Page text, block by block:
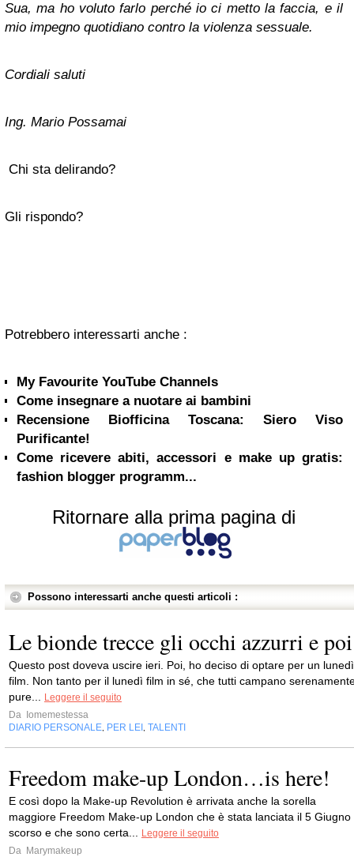
Sua, ma ho voluto farlo perché io ci metto la faccia, e il
mio impegno quotidiano contro la violenza sessuale.
Cordiali saluti
Ing. Mario Possamai
Chi sta delirando?
Gli rispondo?
Potrebbero interessarti anche :
My Favourite YouTube Channels
Come insegnare a nuotare ai bambini
Recensione Biofficina Toscana: Siero Viso
Purificante!
Come ricevere abiti, accessori e make up gratis:
fashion blogger programm...
Ritornare alla prima pagina di
Possono interessarti anche questi articoli :
Le bionde trecce gli occhi azzurri e poi
Questo post doveva uscire ieri. Poi, ho deciso di optare per un lunedì
film. Non tanto per il lunedì film in sé, che tutti campano
pure...
Leggere il seguito
Da
Iomemestessa
DIARIO PERSONALE PER LEI TALENTI
Freedom make-up London…is here!
E così dopo la Make-up Revolution è arrivata anche la sorella
maggiore Freedom Make-up London che è stata lanciata il 5 Giugno
scorso e che sono certa...
Leggere il seguito
Da Marymakeup